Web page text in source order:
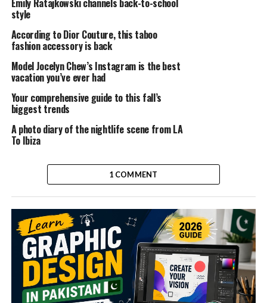
Emily Ratajkowski channels back-to-school
style
According to Dior Couture, this taboo
fashion accessory is back
Model Jocelyn Chew’s Instagram is the best
vacation you’ve ever had
Your comprehensive guide to this fall’s
biggest trends
A photo diary of the nightlife scene from LA
To Ibiza
1 COMMENT